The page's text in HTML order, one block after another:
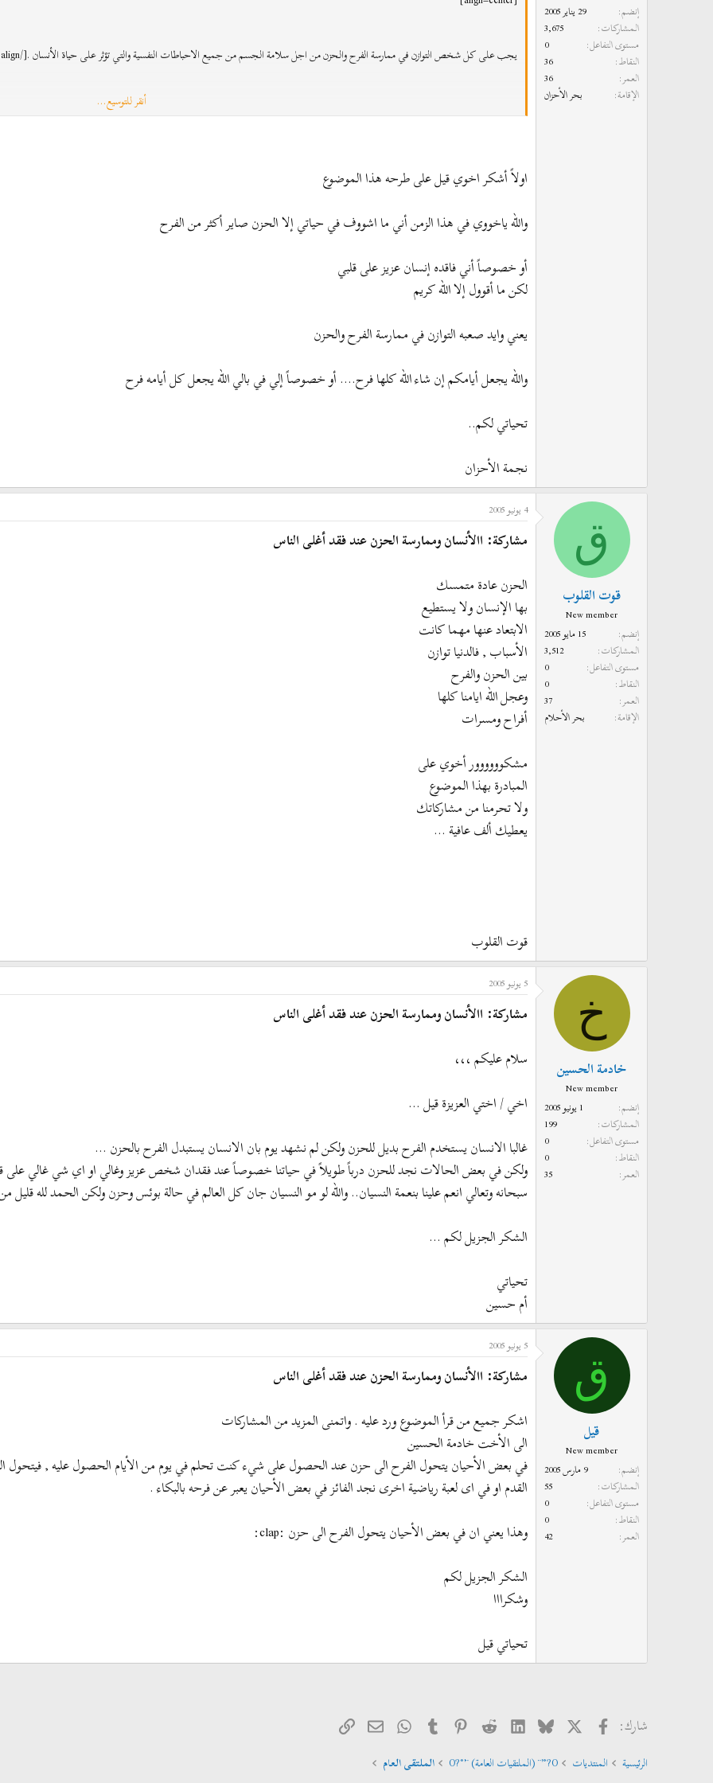
إنضم
29 يناير 2005
المشاركات
3,675
مستوى التفاعل
0
النقاط
36
العمر
36
الإقامة
بحر الأحزان
يجب على كل شخص التوازن في ممارسة الفرح والحزن من اجل سلامة الجسم من جميع الاحباطات النفسية والتي تؤثر على حياة الأنسان .[/align]
أنقر للتوسيع...
اولاً أشكر اخوي قيل على طرحه هذا الموضوع
والله ياخووي في هذا الزمن أني ما اشووف في حياتي إلا الحزن صاير أكثر من الفرح
أو خصوصاً أني فاقده إنسان عزيز على قلبي
لكن ما أقوول إلا الله كريم
يعني وايد صعبه التوازن في ممارسة الفرح والحزن
والله يجعل أيامكم إن شاء الله كلها فرح.... أو خصوصاً إلي في بالي الله يجعل كل أيامه فرح
تحياتي لكم..
نجمة الأحزان
ق
قوت القلوب
New member
إنضم
15 مايو 2005
المشاركات
3,512
مستوى التفاعل
0
النقاط
0
العمر
37
الإقامة
بحر الأحلام
4 يونيو 2005
مشاركة: االأنسان وممارسة الحزن عند فقد أغلى الناس
الحزن عادة متمسك
بها الإنسان ولا يستطيع
الابتعاد عنها مهما كانت
الأسباب , فالدنيا توازن
بين الحزن والفرح
وعجل الله ايامنا كلها
أفراح ومسرات
مشكوووووور أخوي على
المبادرة بهذا الموضوع
ولا تحرمنا من مشاركاتك
يعطيك ألف عافية ...
قوت القلوب
خ
خادمة الحسين
New member
إنضم
1 يونيو 2005
المشاركات
199
مستوى التفاعل
0
النقاط
0
العمر
35
5 يونيو 2005
مشاركة: االأنسان وممارسة الحزن عند فقد أغلى الناس
سلام عليكم ،،،
اخي / اختي العزيزة قيل ...
غالبا الانسان يستخدم الفرح بديل للحزن ولكن لم نشهد يوم بان الانسان يستبدل الفرح بالحزن ...
ولكن في بعض الحالات نجد للحزن درباً طويلاً في حياتنا خصوصاً عند فقدان شخص عزيز وغالي او اي شي غالي على
سبحانه وتعالي انعم علينا بنعمة النسيان.. والله لو مو النسيان جان كل العالم في حالة بوئس وحزن ولكن الحمد لله
الشكر الجزيل لكم ...
تحياتي
أم حسين
ق
قيل
New member
إنضم
9 مارس 2005
المشاركات
55
مستوى التفاعل
0
النقاط
0
العمر
42
5 يونيو 2005
مشاركة: االأنسان وممارسة الحزن عند فقد أغلى الناس
اشكر جميع من قرأ الموضوع ورد عليه . واتمنى المزيد من المشاركات
الى الأخت خادمة الحسين
في بعض الأحيان يتحول الفرح الى حزن عند الحصول على شيء كنت تحلم في يوم من الأيام الحصول عليه , فيتحول
القدم او في اى لعبة رياضية اخرى نجد الفائز في بعض الأحيان يعبر عن فرحه بالبكاء .
وهذا يعني ان في بعض الأحيان يتحول الفرح الى حزن :clap:
الشكر الجزيل لكم
وشكرااا
تحياتي قيل
شارك: فيسبوك Bluesky
LinkedIn
Reddit
Pinterest
Tumblr
WhatsApp
البريد الإلكتروني
الرابط
الرئيسية المنتديات O?°'¨ (الملتقيات العامة) ¨'°?O الملتقى العام